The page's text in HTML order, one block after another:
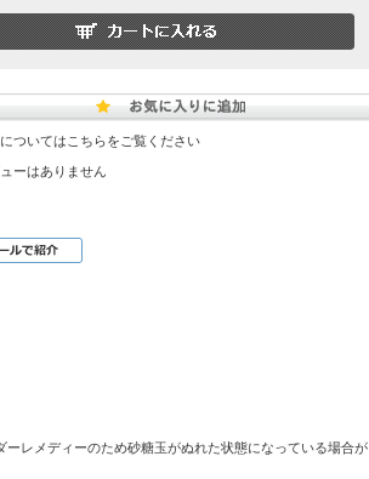
ついてはこちらをご覧ください
ーはありません
レメディーのため砂糖玉がぬれた状態になっている場合が